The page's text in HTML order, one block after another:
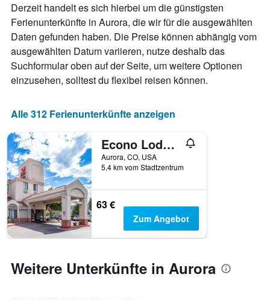
1
X-
Achse,
die
die
Wochentage
anzeigt.
hat
Y-
Achse,
die
den
durchschnittlichen
Zimmerpreis
anzeigt.
Derzeit handelt es sich hierbei um die günstigsten
Ferienunterkünfte in Aurora, die wir für die ausgewählten
Daten gefunden haben. Die Preise können abhängig vom
ausgewählten Datum variieren, nutze deshalb das
Suchformular oben auf der Seite, um weitere Optionen
einzusehen, solltest du flexibel reisen können.
Alle 312 Ferienunterkünfte anzeigen
Econo Lodge Denver International Airport
Aurora, CO, USA
5,4 km vom Stadtzentrum
63 €
Zum Angebot
Weitere Unterkünfte in Aurora